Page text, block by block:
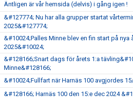
Äntligen är vår hemsida (delvis) i gång igen !
&#127774; Nu har alla grupper startat
2025&#127774;
&#10024;Palles Minne blev en fin start på nya
2025&#10024;
&#128166;Snart dags för årets 1:a
Minne&#128166;
&#10024;Fullfart när Harnäs 100 avgjordes
&#128166; Harnäs 100 den 15:e dec 2024